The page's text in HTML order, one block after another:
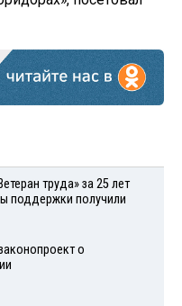
труда» за 25 лет
поддержки получили
о